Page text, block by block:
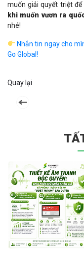
muốn giải quyết triệt để
khi muốn vươn ra
nhé!
Nhắn tin ngay cho
Go Global!
Quay lại